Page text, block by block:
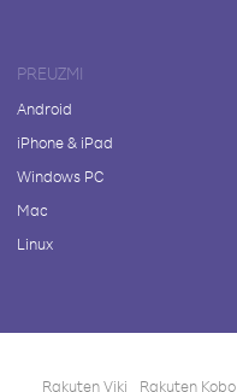
PREUZMI
Android
iPhone & iPad
Windows PC
Mac
Linux
Rakuten Viki Rakuten Kobo